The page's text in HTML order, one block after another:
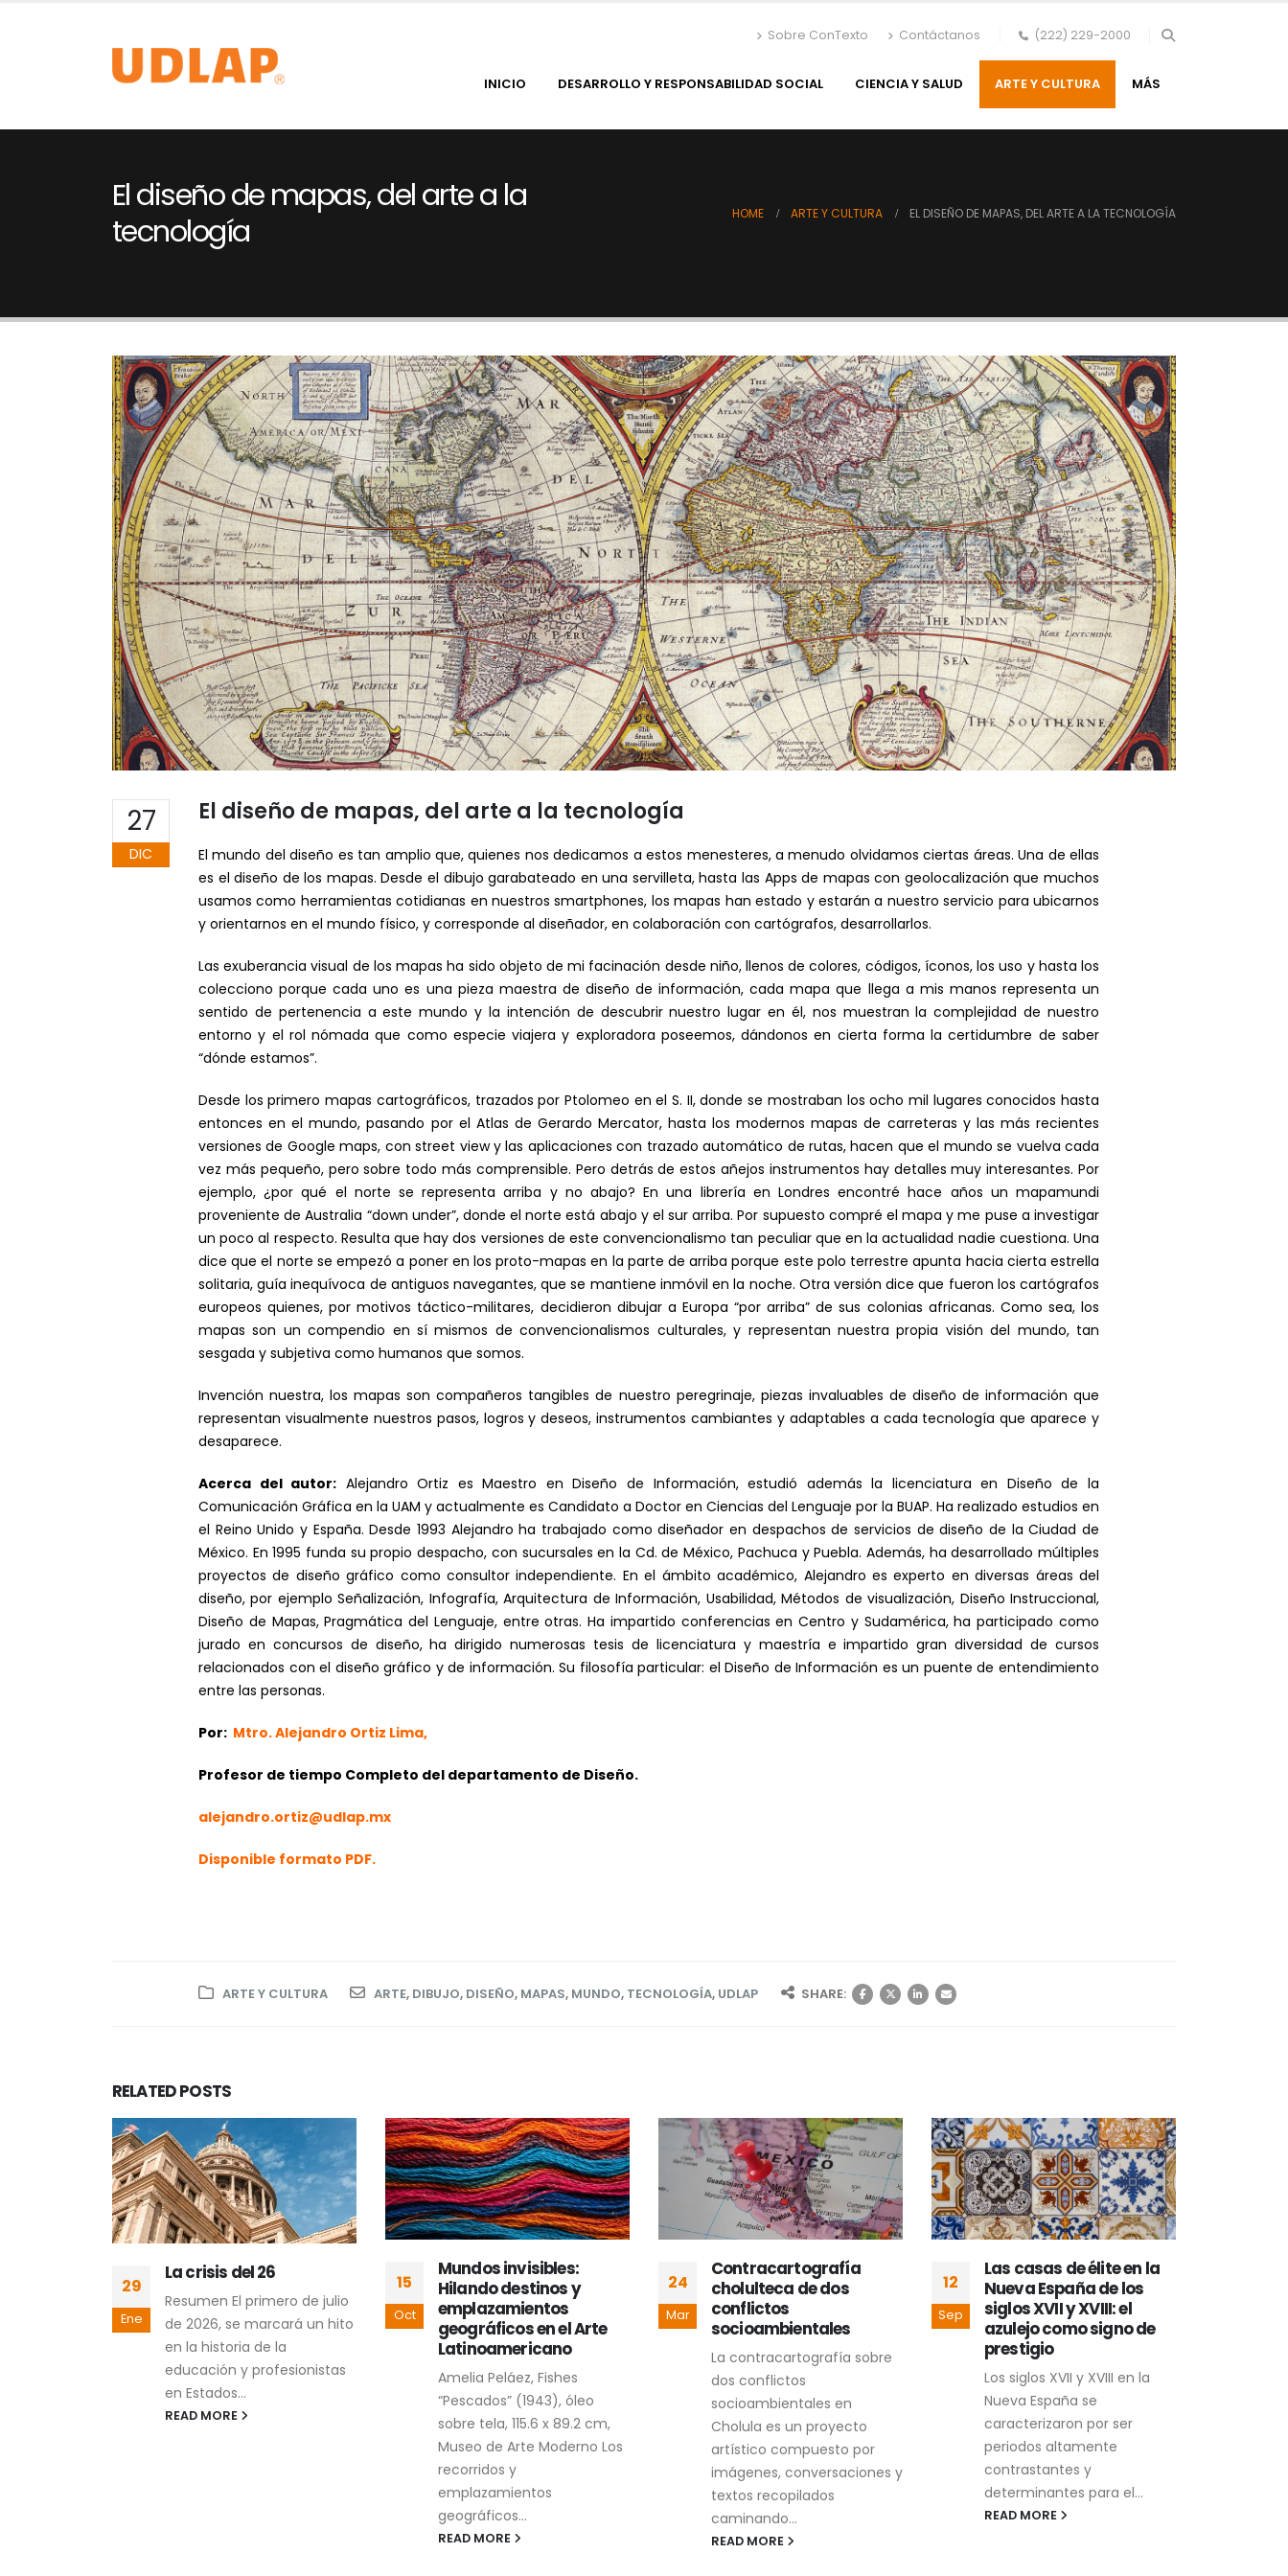
Sobre ConTexto Contáctanos (222) 229-2000
INICIO DESARROLLO Y RESPONSABILIDAD SOCIAL CIENCIA Y SALUD ARTE Y CULTURA MÁS
El diseño de mapas, del arte a la
tecnología
HOME ARTE Y CULTURA EL DISEÑO DE MAPAS, DEL ARTE A LA TECNOLOGÍA
27
DIC
El diseño de mapas, del arte a la tecnología
El mundo del diseño es tan amplio que, quienes nos dedicamos a estos menesteres, a menudo olvidamos ciertas áreas. Una de ellas
es el diseño de los mapas. Desde el dibujo garabateado en una servilleta, hasta las Apps de mapas con geolocalización que muchos
usamos como herramientas cotidianas en nuestros smartphones, los mapas han estado y estarán a nuestro servicio para ubicarnos
y orientarnos en el mundo físico, y corresponde al diseñador, en colaboración con cartógrafos, desarrollarlos.
Las exuberancia visual de los mapas ha sido objeto de mi facinación desde niño, llenos de colores, códigos, íconos, los uso y hasta los
colecciono porque cada uno es una pieza maestra de diseño de información, cada mapa que llega a mis manos representa un
sentido de pertenencia a este mundo y la intención de descubrir nuestro lugar en él, nos muestran la complejidad de nuestro
entorno y el rol nómada que como especie viajera y exploradora poseemos, dándonos en cierta forma la certidumbre de saber
“dónde estamos”.
Desde los primero mapas cartográficos, trazados por Ptolomeo en el S. II, donde se mostraban los ocho mil lugares conocidos hasta
entonces en el mundo, pasando por el Atlas de Gerardo Mercator, hasta los modernos mapas de carreteras y las más recientes
versiones de Google maps, con street view y las aplicaciones con trazado automático de rutas, hacen que el mundo se vuelva cada
vez más pequeño, pero sobre todo más comprensible. Pero detrás de estos añejos instrumentos hay detalles muy interesantes. Por
ejemplo, ¿por qué el norte se representa arriba y no abajo? En una librería en Londres encontré hace años un mapamundi
proveniente de Australia “down under”, donde el norte está abajo y el sur arriba. Por supuesto compré el mapa y me puse a investigar
un poco al respecto. Resulta que hay dos versiones de este convencionalismo tan peculiar que en la actualidad nadie cuestiona. Una
dice que el norte se empezó a poner en los proto-mapas en la parte de arriba porque este polo terrestre apunta hacia cierta estrella
solitaria, guía inequívoca de antiguos navegantes, que se mantiene inmóvil en la noche. Otra versión dice que fueron los cartógrafos
europeos quienes, por motivos táctico-militares, decidieron dibujar a Europa “por arriba” de sus colonias africanas. Como sea, los
mapas son un compendio en sí mismos de convencionalismos culturales, y representan nuestra propia visión del mundo, tan
sesgada y subjetiva como humanos que somos.
Invención nuestra, los mapas son compañeros tangibles de nuestro peregrinaje, piezas invaluables de diseño de información que
representan visualmente nuestros pasos, logros y deseos, instrumentos cambiantes y adaptables a cada tecnología que aparece y
desaparece.
Acerca del autor: Alejandro Ortiz es Maestro en Diseño de Información, estudió además la licenciatura en Diseño de la
Comunicación Gráfica en la UAM y actualmente es Candidato a Doctor en Ciencias del Lenguaje por la BUAP. Ha realizado estudios en
el Reino Unido y España. Desde 1993 Alejandro ha trabajado como diseñador en despachos de servicios de diseño de la Ciudad de
México. En 1995 funda su propio despacho, con sucursales en la Cd. de México, Pachuca y Puebla. Además, ha desarrollado múltiples
proyectos de diseño gráfico como consultor independiente. En el ámbito académico, Alejandro es experto en diversas áreas del
diseño, por ejemplo Señalización, Infografía, Arquitectura de Información, Usabilidad, Métodos de visualización, Diseño Instruccional,
Diseño de Mapas, Pragmática del Lenguaje, entre otras. Ha impartido conferencias en Centro y Sudamérica, ha participado como
jurado en concursos de diseño, ha dirigido numerosas tesis de licenciatura y maestría e impartido gran diversidad de cursos
relacionados con el diseño gráfico y de información. Su filosofía particular: el Diseño de Información es un puente de entendimiento
entre las personas.
Por: Mtro. Alejandro Ortiz Lima,
Profesor de tiempo Completo del departamento de Diseño.
alejandro.ortiz@udlap.mx
Disponible formato PDF.
ARTE Y CULTURA ARTE, DIBUJO, DISEÑO, MAPAS, MUNDO, TECNOLOGÍA, UDLAP SHARE:
RELATEDPOSTS
29
Ene
La crisis del 26
Resumen El primero de julio
de 2026, se marcará un hito
en la historia de la
educación y profesionistas
en Estados...
READ MORE
15
Oct
Mundos invisibles:
Hilando destinos y
emplazamientos
geográficos en el Arte
Latinoamericano
Amelia Peláez, Fishes
“Pescados” (1943), óleo
sobre tela, 115.6 x 89.2 cm,
Museo de Arte Moderno Los
recorridos y
emplazamientos
geográficos...
READ MORE
24
Mar
Contracartografía
cholulteca de dos
conflictos
socioambientales
La contracartografía sobre
dos conflictos
socioambientales en
Cholula es un proyecto
artístico compuesto por
imágenes, conversaciones y
textos recopilados
caminando...
READ MORE
12
Sep
Las casas de élite en la
Nueva España de los
siglos XVII y XVIII: el
azulejo como signo de
prestigio
Los siglos XVII y XVIII en la
Nueva España se
caracterizaron por ser
periodos altamente
contrastantes y
determinantes para el...
READ MORE